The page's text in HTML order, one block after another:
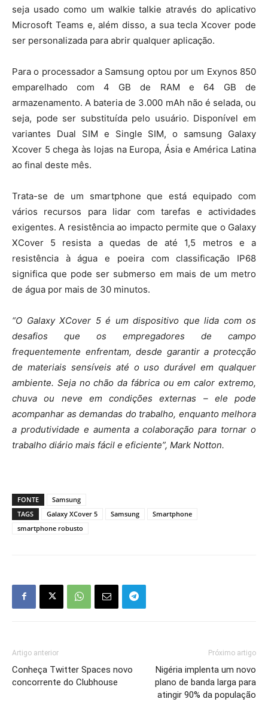
seja usado como um walkie talkie através do aplicativo
Microsoft Teams e, além disso, a sua tecla Xcover pode
ser personalizada para abrir qualquer aplicação.
Para o processador a Samsung optou por um Exynos 850
emparelhado com 4 GB de RAM e 64 GB de
armazenamento. A bateria de 3.000 mAh não é selada, ou
seja, pode ser substituída pelo usuário. Disponível em
variantes Dual SIM e Single SIM, o samsung Galaxy
Xcover 5 chega às lojas na Europa, Ásia e América Latina
ao final deste mês.
Trata-se de um smartphone que está equipado com
vários recursos para lidar com tarefas e actividades
exigentes. A resistência ao impacto permite que o Galaxy
XCover 5 resista a quedas de até 1,5 metros e a
resistência à água e poeira com classificação IP68
significa que pode ser submerso em mais de um metro
de água por mais de 30 minutos.
“O Galaxy XCover 5 é um dispositivo que lida com os
desafios que os empregadores de campo
frequentemente enfrentam, desde garantir a protecção
de materiais sensíveis até o uso durável em qualquer
ambiente. Seja no chão da fábrica ou em calor extremo,
chuva ou neve em condições externas – ele pode
acompanhar as demandas do trabalho, enquanto melhora
a produtividade e aumenta a colaboração para tornar o
trabalho diário mais fácil e eficiente”, Mark Notton.
FONTE
Samsung
TAGS
Galaxy XCover 5 Samsung
Smartphone
smartphone robusto
Artigo anterior
Conheça Twitter Spaces novo
concorrente do Clubhouse
Próximo artigo
Nigéria implenta um novo
plano de banda larga para
atingir 90% da população